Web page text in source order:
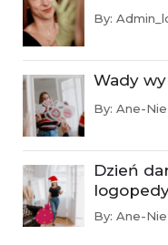
By:
Wady
By: Ane-Nie
Dzień
By: Ane-Nie